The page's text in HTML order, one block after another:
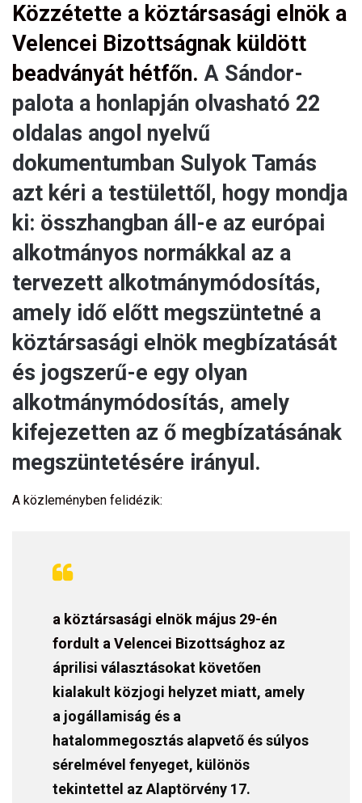
Közzétette a köztársasági elnök a
Velencei Bizottságnak küldött
beadványát hétfőn. A Sándor-
palota a honlapján olvasható 22
oldalas angol nyelvű
dokumentumban Sulyok Tamás
azt kéri a testülettől, hogy mondja
ki: összhangban áll-e az európai
alkotmányos normákkal az a
tervezett alkotmánymódosítás,
amely idő előtt megszüntetné a
köztársasági elnök megbízatását
és jogszerű-e egy olyan
alkotmánymódosítás, amely
kifejezetten az ő megbízatásának
megszüntetésére irányul.
A közleményben felidézik:
a köztársasági elnök május 29-én
fordult a Velencei Bizottsághoz az
áprilisi választásokat követően
kialakult közjogi helyzet miatt, amely
a jogállamiság és a
hatalommegosztás alapvető és súlyos
sérelmével fenyeget, különös
tekintettel az Alaptörvény 17.